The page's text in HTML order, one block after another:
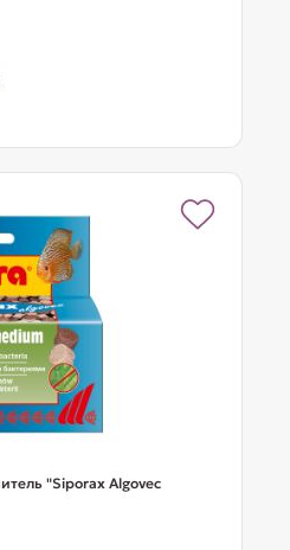
"Siporax Algovec